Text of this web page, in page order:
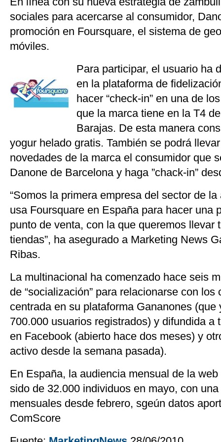
sociales para acercarse al consumidor,
promoción en Foursquare, el sistema de
móviles.
Para participar, el usuario ha
en la plataforma de
hacer “check-in” en una de
que la marca tiene en la T4
Barajas. De esta manera
yogur helado gratis. También se podrá
novedades de la marca el consumidor que
Danone de Barcelona y haga ”chack-in”
“Somos la primera empresa del sector de
usa Foursquare en España para hacer una
punto de venta, con la que queremos llevar
tiendas”, ha asegurado a Marketing News
Ribas.
La multinacional ha comenzado hace seis
de “socialización” para relacionarse con los
centrada en su plataforma Gananones (que
700.000 usuarios registrados) y difundida a
en Facebook (abierto hace dos meses) y
activo desde la semana pasada).
En España, la audiencia mensual de la
sido de 32.000 individuos en mayo, con
mensuales desde febrero, sgeún datos
ComScore